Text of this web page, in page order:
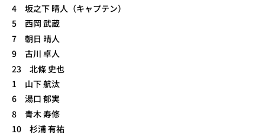
4 坂之下 晴人（キャプテン）
5 西岡 武蔵
7 朝日 晴人
9 古川 卓人
23 北條 史也
1 山下 航汰
6 湯口 郁実
8 青木 寿修
10 杉浦 有祐